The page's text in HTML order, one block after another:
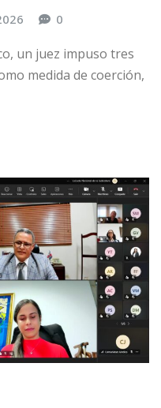
0
un juez impuso tres
medida de coerción,